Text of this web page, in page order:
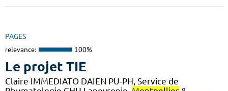
PAGES
relevance: 100%
Le projet TIE
Claire IMMEDIATO DAIEN PU-PH, Service de